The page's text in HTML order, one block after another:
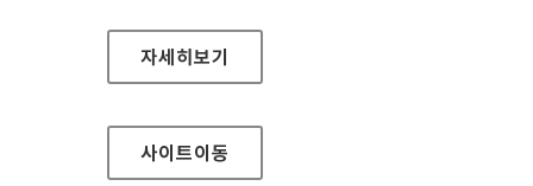
보건복지부 기초연금
자세히보기
사이트이동